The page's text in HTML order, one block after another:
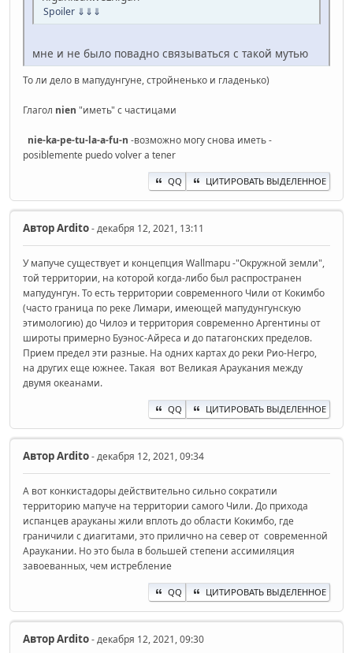
Spoiler ⇓⇓⇓
мне и не было повадно связываться с такой мутью
То ли дело в мапудунгуне, стройненько и гладенько)
Глагол nien "иметь" с частицами
nie-ka-pe-tu-la-a-fu-n -возможно могу снова иметь -
posiblemente puedo volver a tener
QQ ЦИТИРОВАТЬ ВЫДЕЛЕННОЕ
АвторArdito- декабря 12, 2021, 13:11
У мапуче существует и концепция Wallmapu -"Окружной земли",
той территории, на которой когда-либо был распространен
мапудунгун. То есть территории современного Чили от Кокимбо
(часто граница по реке Лимари, имеющей мапудунгунскую
этимологию) до Чилоэ и территория современно Аргентины от
широты примерно Буэнос-Айреса и до патагонских пределов.
Прием предел эти разные. На одних картах до реки Рио-Негро,
на других еще южнее. Такая вот Великая Араукания между
двумя океанами.
QQ ЦИТИРОВАТЬ ВЫДЕЛЕННОЕ
АвторArdito- декабря 12, 2021, 09:34
А вот конкистадоры действительно сильно сократили
территорию мапуче на территории самого Чили. До прихода
испанцев арауканы жили вплоть до области Кокимбо, где
граничили с диагитами, это прилично на север от современной
Араукании. Но это была в большей степени ассимиляция
завоеванных, чем истребление
QQ ЦИТИРОВАТЬ ВЫДЕЛЕННОЕ
АвторArdito- декабря 12, 2021, 09:30